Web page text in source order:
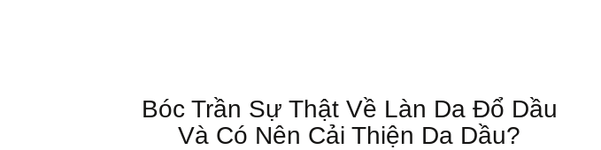
Bóc Trần Sự Thật Về Làn Da Đổ Dầu
Và Có Nên Cải Thiện Da Dầu?